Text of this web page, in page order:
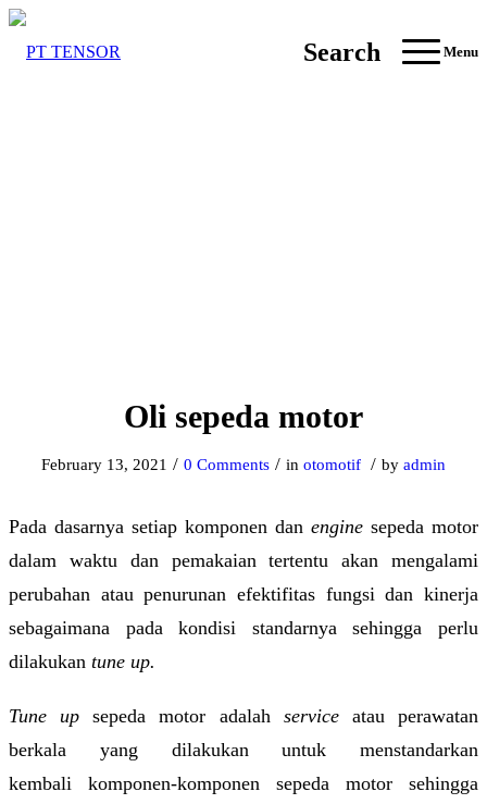
Search Menu
Oli sepeda motor
February 13, 2021 / 0 Comments / in otomotif / by admin
Pada dasarnya setiap komponen dan engine sepeda motor
dalam waktu dan pemakaian tertentu akan mengalami
perubahan atau penurunan efektifitas fungsi dan kinerja
sebagaimana pada kondisi standarnya sehingga perlu
dilakukan tune up.
Tune upsepeda motor adalah service atau perawatan
berkala yang dilakukan untuk menstandarkan
kembali komponen-komponen sepeda motor sehingga